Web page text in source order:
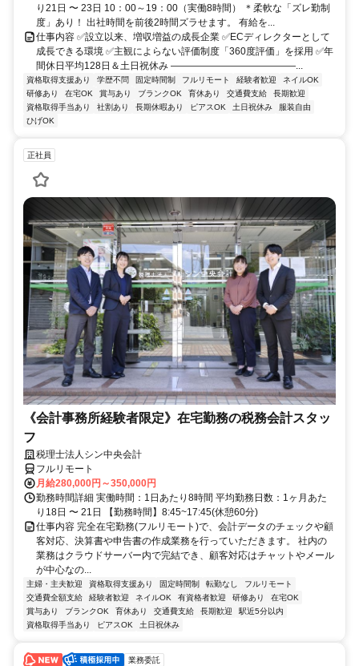
り21日 〜 23日 10：00～19：00（実働8時間） ＊柔軟な「ズレ勤制
度」あり！ 出社時間を前後2時間ズラせます。 有給を...
仕事内容 ✅設立以来、増収増益の成長企業 ✅ECディレクターとして
成長できる環境 ✅主観によらない評価制度「360度評価」を採用 ✅年
間休日平均128日＆土日祝休み ―――――――――――――...
資格取得支援あり 学歴不問 固定時間制 フルリモート 経験者歓迎
ネイルOK
研修あり
在宅OK 賞与あり ブランクOK 育休あり 交通費支給
長期歓迎
資格取得手当あり
社割あり 長期休暇あり ピアスOK 土日祝休み
服装自由
ひげOK
正社員
《会計事務所経験者限定》在宅勤務の税務会計スタッ
フ
税理士法人シン中央会計
フルリモート
月給280,000円～350,000円
勤務時間詳細 実働時間：1日あたり8時間 平均勤務日数：1ヶ月あた
り18日 〜 21日 【勤務時間】8:45~17:45(休憩60分)
仕事内容 完全在宅勤務(フルリモート)で、会計データのチェックや顧
客対応、決算書や申告書の作成業務を行っていただきます。 社内の
業務はクラウドサーバー内で完結でき、顧客対応はチャットやメール
が中心なの...
主婦・主夫歓迎 資格取得支援あり 固定時間制 転勤なし
フルリモート
交通費全額支給
経験者歓迎 ネイルOK 有資格者歓迎 研修あり
在宅OK
賞与あり
ブランクOK 育休あり 交通費支給 長期歓迎
駅近5分以内
資格取得手当あり
ピアスOK 土日祝休み
業務委託